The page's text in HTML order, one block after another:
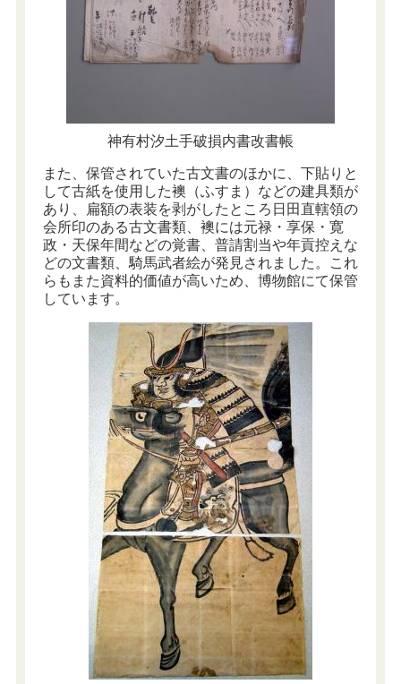
神有村汐土手破損内書改書帳
また、保管されていた古文書のほかに、下貼りと
して古紙を使用した襖（ふすま）などの建具類が
あり、扁額の表装を剥がしたところ日田直轄領の
会所印のある古文書類、襖には元禄・享保・寛
政・天保年間などの覚書、普請割当や年貢控えな
どの文書類、騎馬武者絵が発見されました。これ
らもまた資料的価値が高いため、博物館にて保管
しています。